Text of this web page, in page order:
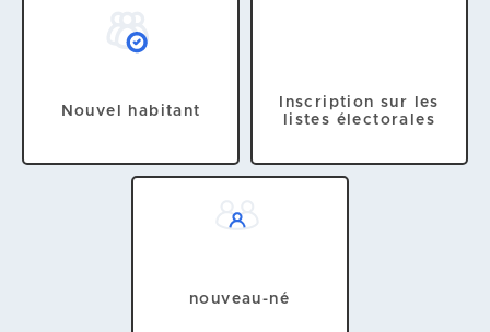
Nouvel habitant
Inscription sur les
listes électorales
nouveau-né